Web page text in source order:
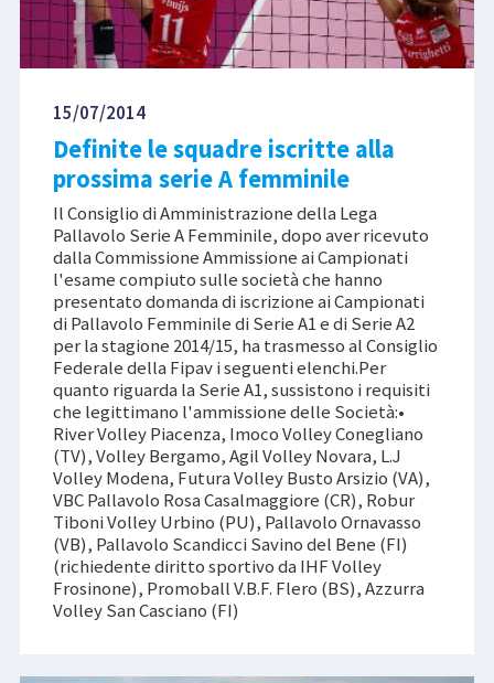
15/07/2014
Definite le squadre iscritte alla
prossima serie A femminile
Il Consiglio di Amministrazione della Lega
Pallavolo Serie A Femminile, dopo aver ricevuto
dalla Commissione Ammissione ai Campionati
l'esame compiuto sulle società che hanno
presentato domanda di iscrizione ai Campionati
di Pallavolo Femminile di Serie A1 e di Serie A2
per la stagione 2014/15, ha trasmesso al Consiglio
Federale della Fipav i seguenti elenchi.Per
quanto riguarda la Serie A1, sussistono i requisiti
che legittimano l'ammissione delle Società:•
River Volley Piacenza, Imoco Volley Conegliano
(TV), Volley Bergamo, Agil Volley Novara, L.J
Volley Modena, Futura Volley Busto Arsizio (VA),
VBC Pallavolo Rosa Casalmaggiore (CR), Robur
Tiboni Volley Urbino (PU), Pallavolo Ornavasso
(VB), Pallavolo Scandicci Savino del Bene (FI)
(richiedente diritto sportivo da IHF Volley
Frosinone), Promoball V.B.F. Flero (BS), Azzurra
Volley San Casciano (FI)